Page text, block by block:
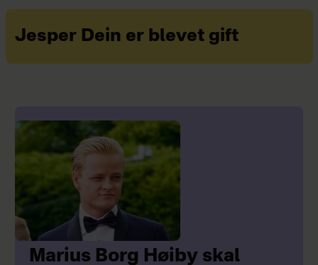
Jesper Dein er blevet gift
Marius Borg Høiby skal